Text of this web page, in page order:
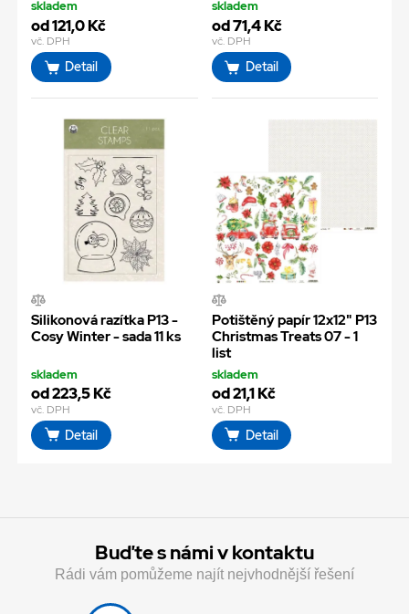
skladem
od 121,0 Kč
vč. DPH
Detail
skladem
od 71,4 Kč
vč. DPH
Detail
Silikonová razítka P13 -
Cosy Winter - sada 11 ks
skladem
od 223,5 Kč
vč. DPH
Detail
Potištěný papír 12x12" P13
Christmas Treats 07 - 1
list
skladem
od 21,1 Kč
vč. DPH
Detail
Buďte s námi v kontaktu
Rádi vám pomůžeme najít nejvhodnější řešení